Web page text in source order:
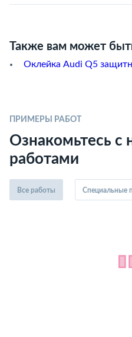
Также вам может
Оклейка Audi Q5
ПРИМЕРЫ РАБОТ
Ознакомьтесь с
работами
Все работы Специальные